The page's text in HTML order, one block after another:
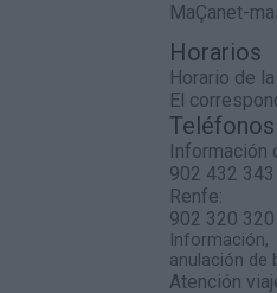
MaÇanet-
Horarios
Horario de la
El
Teléfonos
Información
902 432 343
Renfe:
902 320 320
anulación de
Atención